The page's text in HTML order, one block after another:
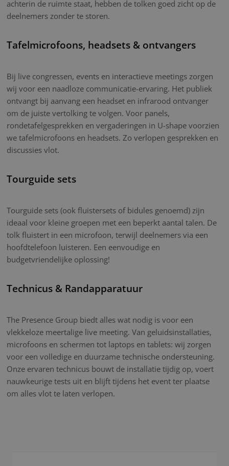
achterin de ruimte staat, hebben de tolken goed zicht op de
deelnemers zonder te storen.
Tafelmicrofoons, headsets & ontvangers
Bij live congressen, events en interactieve meetings zorgen
wij voor een naadloze communicatie-ervaring. Het publiek
ontvangt bij aanvang een headset en infrarood ontvanger
om de juiste vertolking te volgen. Voor panels,
rondetafelgesprekken en vergaderingen in U-shape voorzien
we tafelmicrofoons en headsets. Zo verlopen gesprekken en
discussies vlot.
Tourguide sets
Tourguide sets (ook fluistersets of bidules genoemd) zijn
ideaal voor kleine groepen met een beperkt aantal talen. De
tolk fluistert in een microfoon, terwijl deelnemers via een
hoofdtelefoon luisteren. Een eenvoudige en
budgetvriendelijke oplossing!
Technicus & Randapparatuur
The Presence Group biedt alles wat nodig is voor een
vlekkeloze meertalige live meeting. Van geluidsinstallaties,
microfoons en schermen tot laptops en tablets: wij zorgen
voor een volledige en duurzame technische ondersteuning.
Onze ervaren technicus bouwt de installatie tijdig op, voert
nauwkeurige tests uit en blijft tijdens het event ter plaatse
om alles vlot te laten verlopen.